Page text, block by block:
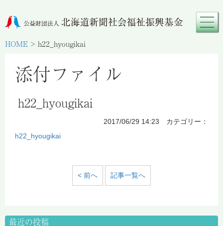
HOME > h22_hyougikai
添付ファイル
h22_hyougikai
2017/06/29 14:23 カテゴリー：
h22_hyougikai
< 前へ 記事一覧へ
最近の投稿